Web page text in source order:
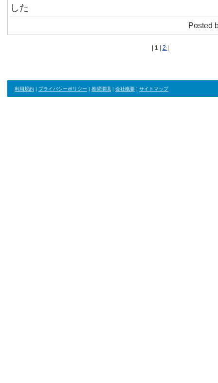
した
Posted
1 2
利用規約 | プライバシーポリシー | 推奨環境 | 会社概要 | サイトマップ